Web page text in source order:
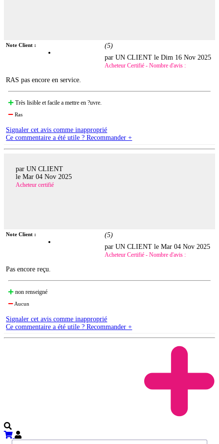
Note Client : (5)
par UN CLIENT leDim 16 Nov 2025
Acheteur Certifié - Nombre d'avis :
RAS pas encore en service.
Très lisible et facile a mettre en ?uvre.
Ras
Signaler cet avis comme inapproprié
Ce commentaire a été utile ? Recommander +
par UN CLIENT
le Mar 04 Nov 2025
Acheteur certifié
Note Client : (5)
par UN CLIENT leMar 04 Nov 2025
Acheteur Certifié - Nombre d'avis :
Pas encore reçu.
non renseigné
Aucun
Signaler cet avis comme inapproprié
Ce commentaire a été utile ? Recommander +